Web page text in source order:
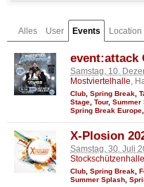
Alles User Events Location
event:attack
Samstag, 10.
Mostviertelhalle,
Club Spring Break
Stage Tour, Summer
Spring Break Europe
X-Plosion
Samstag, 30. Juli
Stockschützenhalle
Club, Spring Break,
Summer Splash,